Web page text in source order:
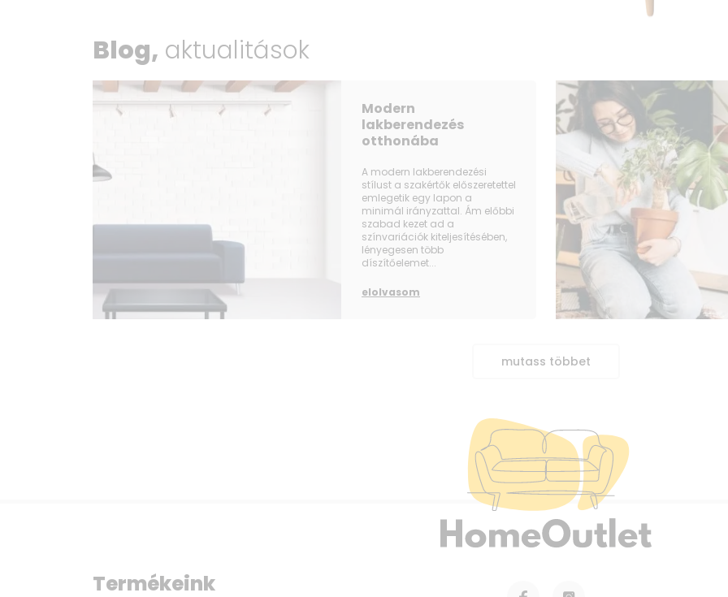
Blog, aktualitások
Modern
lakberendezés
otthonába
A modern lakberendezési
stílust a szakértők előszeretettel
emlegetik egy lapon a
minimál irányzattal. Ám előbbi
szabad kezet ad a
színvariációk kiteljesítésében,
lényegesen több
díszítőelemet...
elolvasom
mutass többet
Termékeink